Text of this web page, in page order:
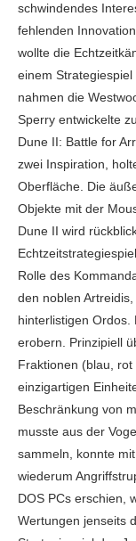
schwindendes
fehlenden
wollte die
einem Strategiespiel
nahmen die
Sperry entwickelte
Dune II: Battle for
zwei Inspiration,
Oberfläche. Die
Objekte mit der
Dune II wird
Rolle des
den noblen
hinterlistigen Ordos.
erobern. Prinzipiell
Fraktionen (blau,
einzigartigen
Beschränkung von
musste aus der
sammeln, konnte
wiederum
DOS PCs erschien,
Wertungen jenseits